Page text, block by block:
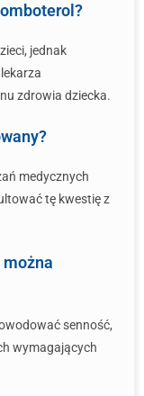
jednak
zdrowia dziecka.
medycznych
tę kwestię z
senność,
wymagających